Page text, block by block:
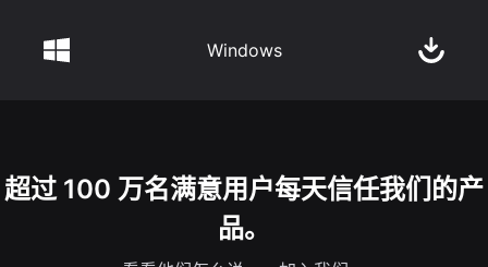
Windows
超过 100 万名满意用户每天信任我们的产
品。